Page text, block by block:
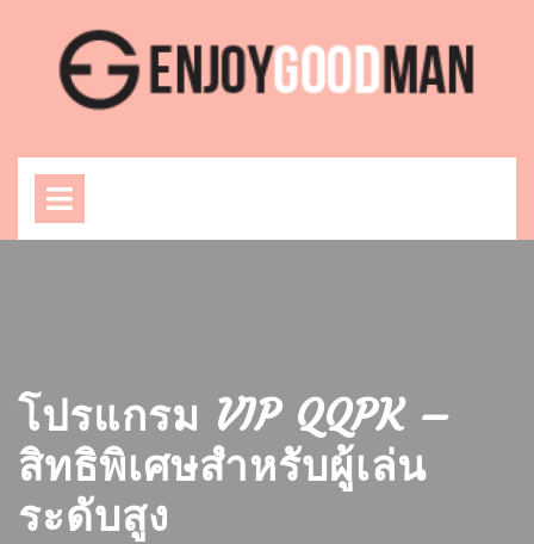
content
โปรแกรม VIP QQPK –
สิทธิพิเศษสำหรับผู้เล่น
ระดับสูง